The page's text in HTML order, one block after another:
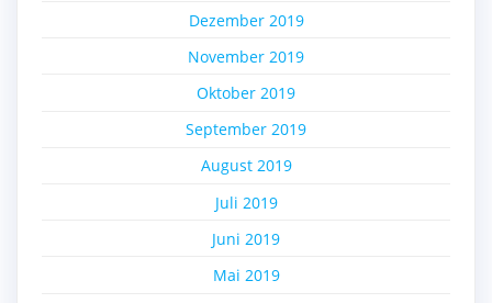
Dezember 2019
November 2019
Oktober 2019
September 2019
August 2019
Juli 2019
Juni 2019
Mai 2019